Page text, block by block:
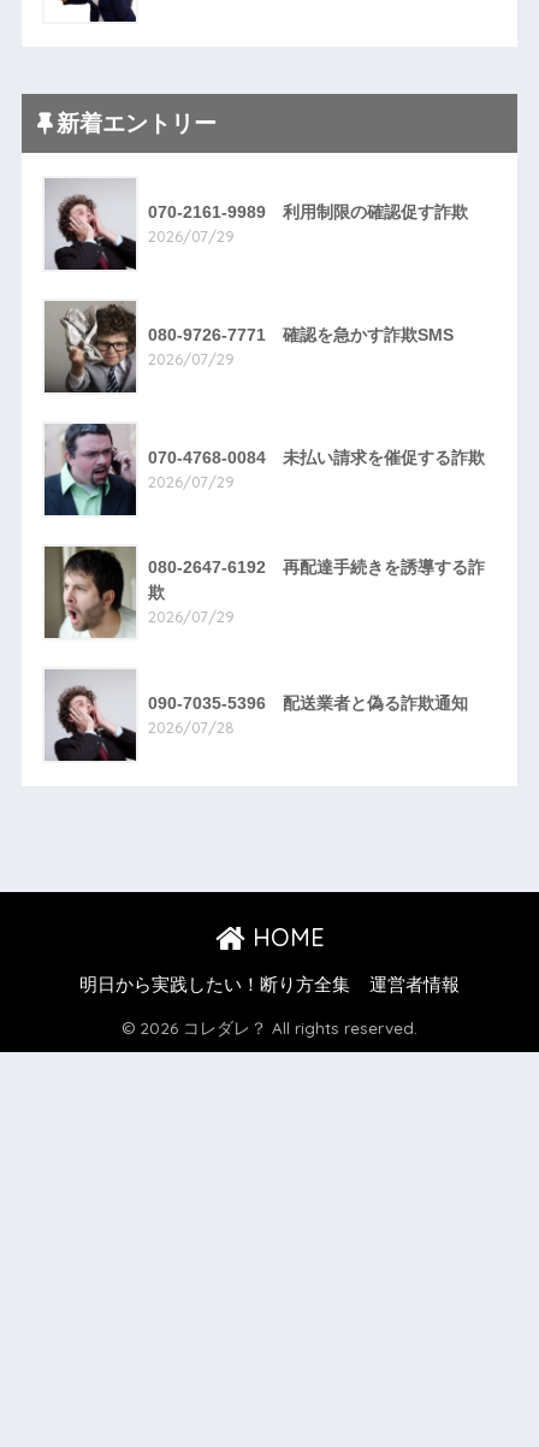
新着エントリー
070-2161-9989 利用制限の確認促す詐欺
2026/07/29
080-9726-7771 確認を急かす詐欺SMS
2026/07/29
070-4768-0084 未払い請求を催促する詐欺
2026/07/29
080-2647-6192 再配達手続きを誘導する詐
欺
2026/07/29
090-7035-5396 配送業者と偽る詐欺通知
2026/07/28
HOME
明日から実践したい！断り方全集 運営者情報
© 2026 コレダレ？ All rights reserved.